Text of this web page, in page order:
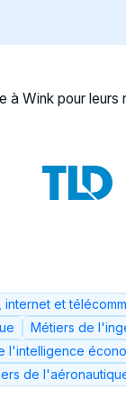
à Wink pour leurs
internet et
Métiers de
l'intelligence
de